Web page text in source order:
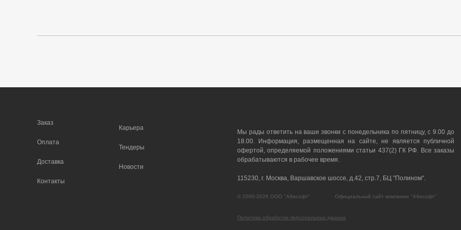
Заказ
Оплата
Доставка
Контакты
Карьера
Тендеры
Новости
Мы рады ответить на ваши звонки с понедельника по пятницу, с 9.00 до
18.00. Информация, размещенная на сайте, не является публичной
офертой, определяемой положениями статьи 437(2) ГК РФ. Все заказы
обрабатываются в рабочее время.
115230, г. Москва, Варшавское шоссе, д.42, стр.7, БЦ "Полином".
© 2000-2026 ООО "Абисофт" Официальный сайт компании "Абисофт"
Политика обработки персональных данных